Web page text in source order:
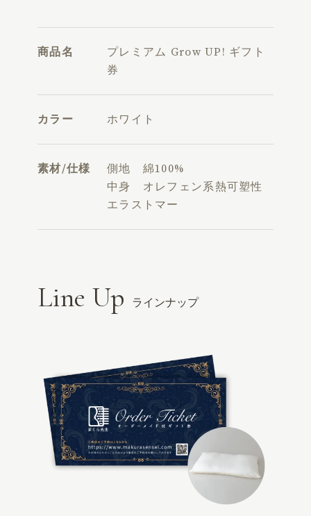
商品名
プレミアム Grow UP! ギフト
券
カラー ホワイト
素材/仕様
側地 綿100%
中身 オレフェン系熱可塑性
エラストマー
Line Up ラインナップ